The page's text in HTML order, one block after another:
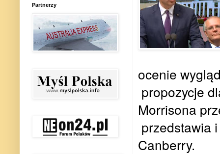
ocenie
propozycje
Morrisona
przedstawia
Canberry.
Partnerzy